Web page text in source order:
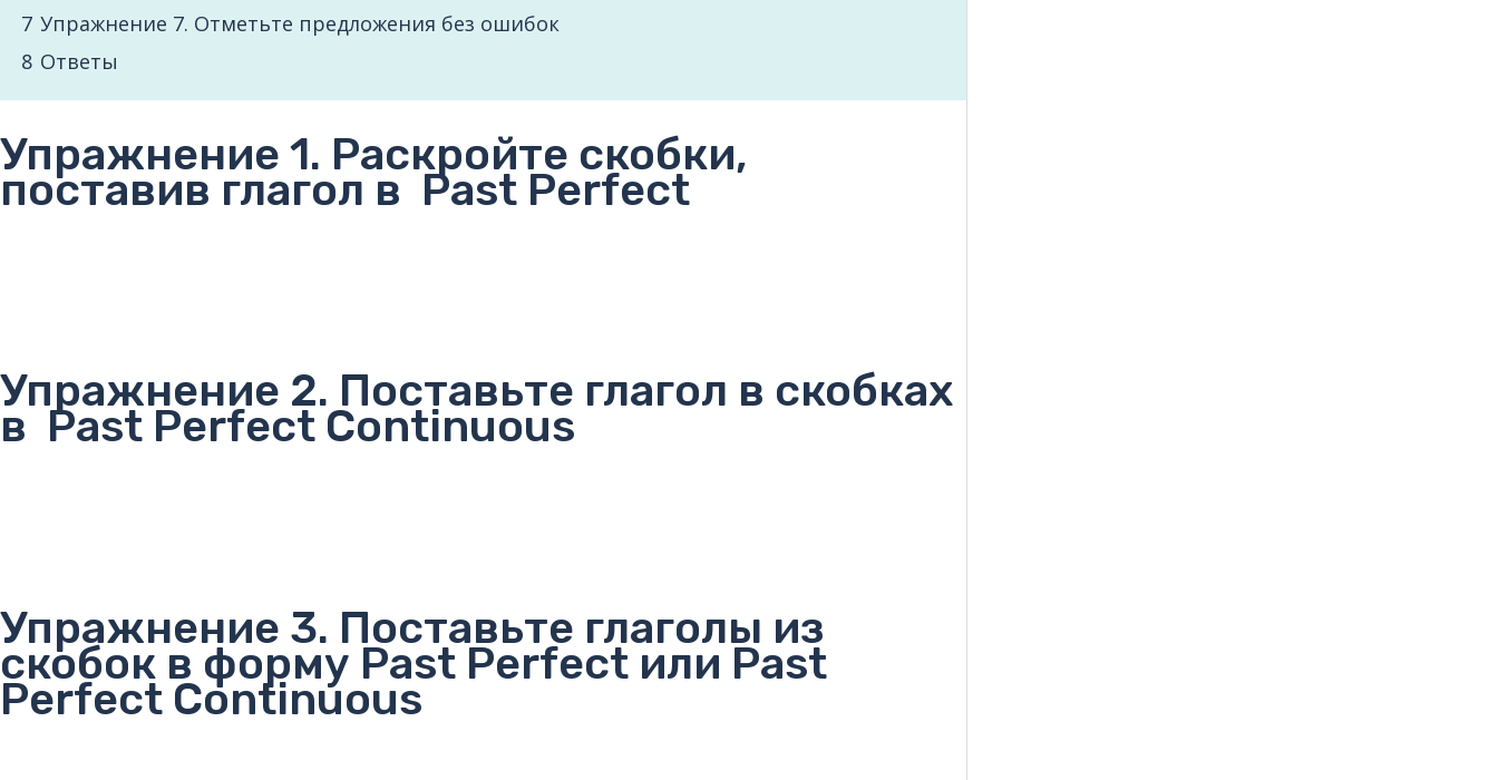
7 Упражнение 7. Отметьте предложения без ошибок
8 Ответы
Упражнение 1. Раскройте скобки,
поставив глагол в Past Perfect
Упражнение 2. Поставьте глагол в скобках
в Past Perfect Continuous
Упражнение 3. Поставьте глаголы из
скобок в форму Past Perfect или Past
Perfect Continuous